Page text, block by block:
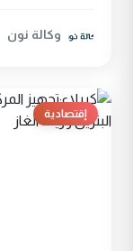
وكالة نون
إقتصادية